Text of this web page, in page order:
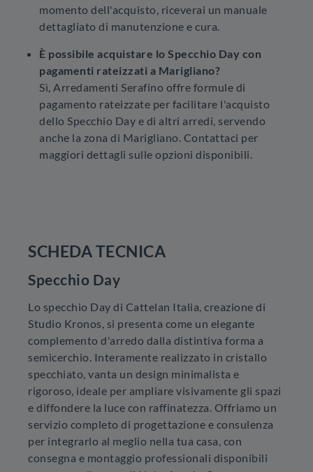
momento dell'acquisto, riceverai un manuale
dettagliato di manutenzione e cura.
È possibile acquistare lo Specchio Day con
pagamenti rateizzati a Marigliano?
Sì, Arredamenti Serafino offre formule di
pagamento rateizzate per facilitare l'acquisto
dello Specchio Day e di altri arredi, servendo
anche la zona di Marigliano. Contattaci per
maggiori dettagli sulle opzioni disponibili.
SCHEDA TECNICA
Specchio Day
Lo specchio Day di Cattelan Italia, creazione di
Studio Kronos, si presenta come un elegante
complemento d'arredo dalla distintiva forma a
semicerchio. Interamente realizzato in cristallo
specchiato, vanta un design minimalista e
rigoroso, ideale per ampliare visivamente gli spazi
e diffondere la luce con raffinatezza. Offriamo un
servizio completo di progettazione e consulenza
per integrarlo al meglio nella tua casa, con
consegna e montaggio professionali disponibili